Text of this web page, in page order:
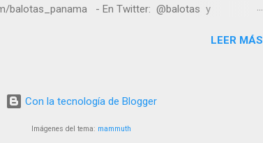
balotas_panama - En Twitter: @balotas y
segura y legal recomendado clic a: goo.gl/5Y2qt
sorteos que se le pasaron.
LEER MÁS
Con la tecnología de Blogger
Imágenes del tema: mammuth